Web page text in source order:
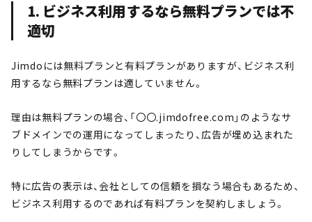
1. ビジネス利用するなら無料プランでは不
適切
Jimdoには無料プランと有料プランがありますが、ビジネス利
用するなら無料プランは適していません。
理由は無料プランの場合、「〇〇.jimdofree.com」のようなサ
ブドメインでの運用になってしまったり、広告が埋め込まれた
りしてしまうからです。
特に広告の表示は、会社としての信頼を損なう場合もあるため、
ビジネス利用するのであれば有料プランを契約しましょう。